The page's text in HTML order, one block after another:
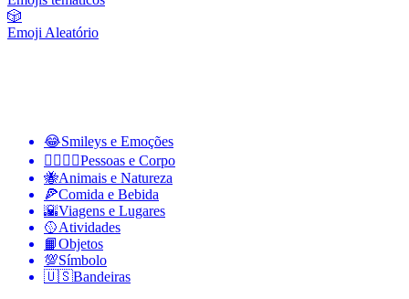
🎲
Emoji Aleatório
😂Smileys e Emoções
👩‍❤️‍💋‍👨Pessoas e Corpo
🐝Animais e Natureza
🍕Comida e Bebida
🌇Viagens e Lugares
🥎Atividades
📙Objetos
💯Símbolo
🇺🇸Bandeiras